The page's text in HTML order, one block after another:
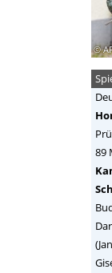
©
89